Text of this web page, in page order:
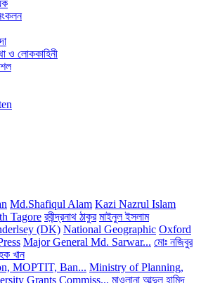
ও লোককাহিনী
Md.Shafiqul Alam Kazi Nazrul Islam
Tagore রবীন্দ্রনাথ ঠাকুর মাইনুল ইসলাম
(DK) National Geographic Oxford
Major General Md. Sarwar... মোঃ নজিবুর
খান
MOPTIT, Ban... Ministry of Planning,
Grants Commiss... মাওলানা আব্দুল হামিদ